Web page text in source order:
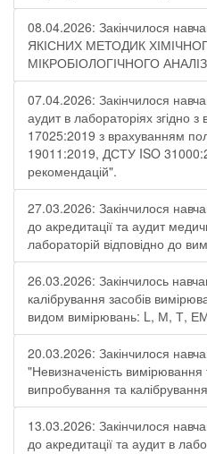
08.04.2026: Закінчилося
ЯКІСНИХ МЕТОДИК
МІКРОБІОЛОГІЧНОГО
07.04.2026: Закінчилося
аудит в лабораторіях згідно
17025:2019 з врахуванням
19011:2019, ДСТУ ISO
рекомендацій".
27.03.2026: Закінчилося
до акредитації та аудит
лабораторій відповідно до
26.03.2026: Закінчилось
калібрування засобів
видом вимірювань: L, М, Т,
20.03.2026: Закінчилося
"Невизначеність вимірювання
випробування та
13.03.2026: Закінчилося
до акредитації та аудит в